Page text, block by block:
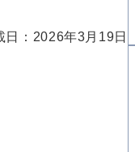
日：2026年3月19日